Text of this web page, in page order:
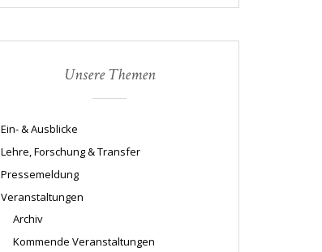
Unsere Themen
Ein- & Ausblicke
Lehre, Forschung & Transfer
Pressemeldung
Veranstaltungen
Archiv
Kommende Veranstaltungen